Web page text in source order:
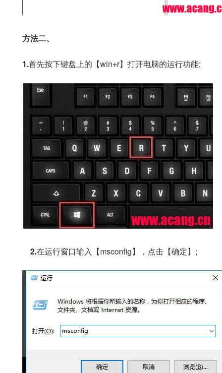
方法二、
1.首先按下键盘上的【win+r】打开电脑的运行功能;
2.在运行窗口输入【msconfig】，点击【确定】;